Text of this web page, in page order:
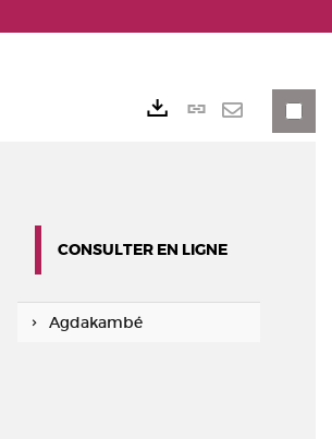
Lien
CONSULTER EN LIGNE
Agdakambé